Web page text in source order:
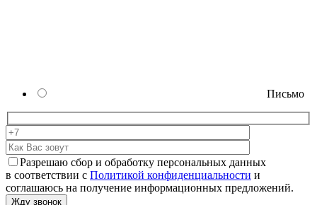
Письмо
Разрешаю сбор и обработку персональных данных
в соответствии с Политикой конфиденциальности и
соглашаюсь на получение информационных предложений.